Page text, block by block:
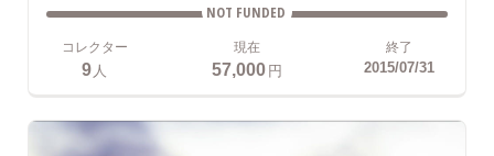
NOT FUNDED
コレクター
9 人
現在
57,000円
終了
2015/07/31